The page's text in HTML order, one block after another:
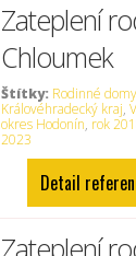
Zateplení
Chloumek
Štítky: Rodinné domy
Královéhradecký kraj,
okres Hodonín, rok
2023
Detail
Zateplení